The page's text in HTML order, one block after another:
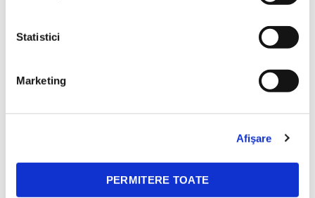
Statistici
Marketing
Afişare
PERMITERE TOATE
Livrare gratuita